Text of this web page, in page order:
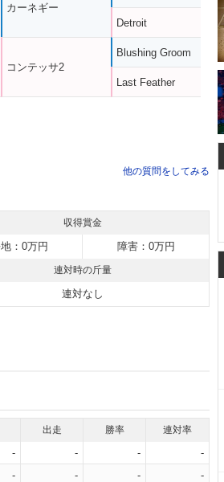
カーネギー
コンテッサ2
Detroit
Blushing Groom
Last Feather
他の質問をしてみる
収得賞金
：0万円 障害：0万円
連対時の斤量
連対なし
出走 勝率 連対率
- - -
-
- - -
-